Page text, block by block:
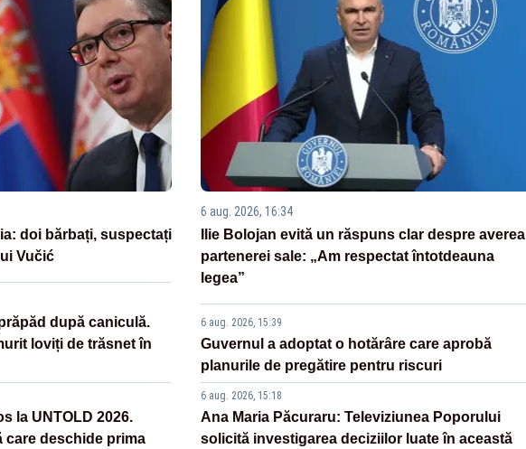
doi bărbați, suspectați
Vučić
după caniculă.
loviți de trăsnet în
la UNTOLD 2026.
care deschide prima
6 aug. 2026, 16:34
Ilie Bolojan evită un răspuns clar despre averea
partenerei sale: „Am respectat întotdeauna
legea”
6 aug. 2026, 15:39
Guvernul a adoptat o hotărâre care aprobă
planurile de pregătire pentru riscuri
6 aug. 2026, 15:18
Ana Maria Păcuraru: Televiziunea Poporului
solicită investigarea deciziilor luate în această